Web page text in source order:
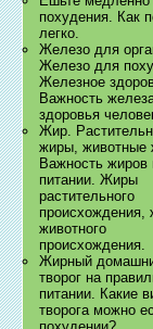
похудения. Как
легко.
Железо для
Железо для
Железное
Важность
здоровья
Жир.
жиры, животные
Важность жиров
питании. Жиры
растительного
происхождения,
животного
происхождения.
Жирный
творог на
питании. Какие
творога можно